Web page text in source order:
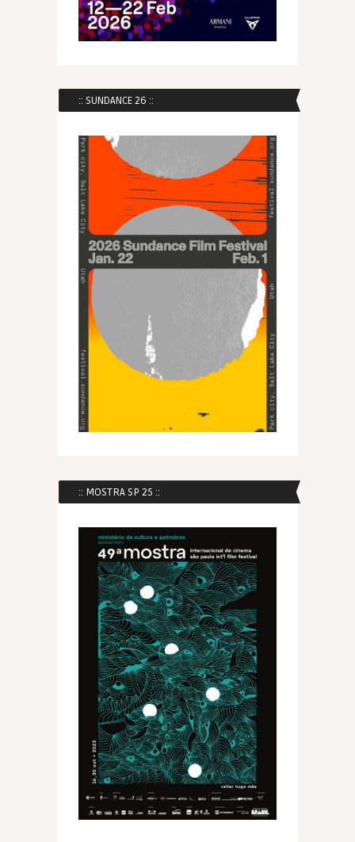
:: SUNDANCE 26 ::
:: MOSTRA SP 25 ::